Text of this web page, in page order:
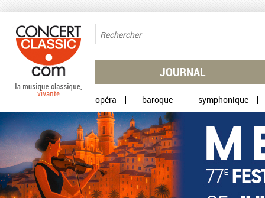
JOURNAL
opéra baroque symphonique